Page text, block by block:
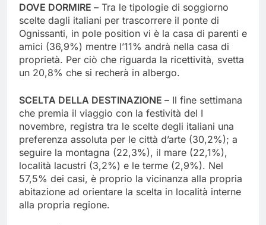
DOVE DORMIRE – Tra le tipologie di soggiorno
scelte dagli italiani per trascorrere il ponte di
Ognissanti, in pole position vi è la casa di parenti e
amici (36,9%) mentre l’11% andrà nella casa di
proprietà. Per ciò che riguarda la ricettività, svetta
un 20,8% che si recherà in albergo.
SCELTA DELLA DESTINAZIONE – Il fine settimana
che premia il viaggio con la festività del I
novembre, registra tra le scelte degli italiani una
preferenza assoluta per le città d’arte (30,2%); a
seguire la montagna (22,3%), il mare (22,1%),
località lacustri (3,2%) e le terme (2,9%). Nel
57,5% dei casi, è proprio la vicinanza alla propria
abitazione ad orientare la scelta in località interne
alla propria regione.